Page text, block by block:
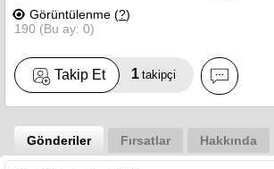
Görüntülenme (?)
190 (Bu ay: 0)
Takip Et 1 takipçi
Gönderiler Fırsatlar Hakkında